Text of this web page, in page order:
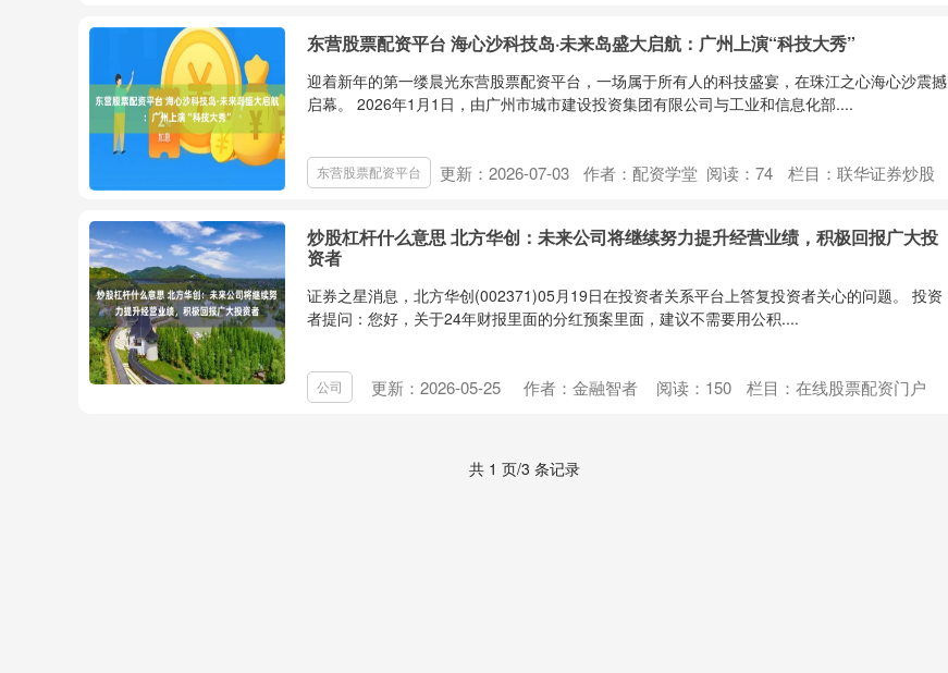
东营股票配资平台 海心沙科技岛·未来岛盛大启航：广州上演“科技大秀”
迎着新年的第一缕晨光东营股票配资平台，一场属于所有人的科技盛宴，在珠江之心海心沙震撼
启幕。 2026年1月1日，由广州市城市建设投资集团有限公司与工业和信息化部....
东营股票配资平台 更新：2026-07-03 作者：配资学堂 阅读： 74 栏目： 联华证券炒股
炒股杠杆什么意思 北方华创：未来公司将继续努力提升经营业绩，积极回报广大投
资者
证券之星消息，北方华创(002371)05月19日在投资者关系平台上答复投资者关心的问题。 投资
者提问：您好，关于24年财报里面的分红预案里面，建议不需要用公积....
公司 更新：2026-05-25 作者：金融智者 阅读： 150 栏目： 在线股票配资门户
共 1 页/3 条记录